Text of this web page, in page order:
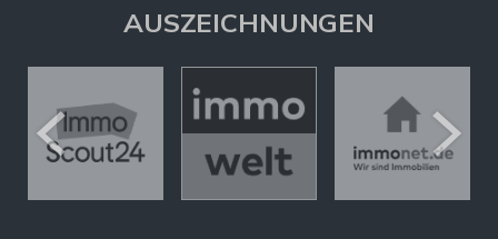
AUSZEICHNUNGEN